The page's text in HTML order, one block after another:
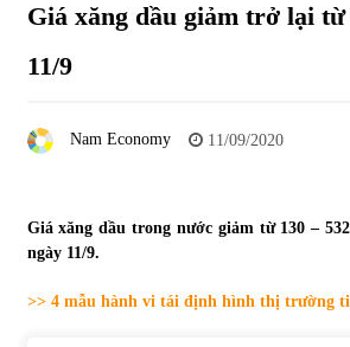
07/06/2022
06/06/2022
Giá xăng dầu giảm trở lại từ
11/9
Nam Economy 11/09/2020
Giá xăng dầu trong nước giảm từ 130 –
ngày 11/9.
>> 4 mẫu hành vi tái định hình thị trường